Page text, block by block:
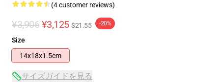
(4 customer reviews)
¥3,906 ¥3,125 $21.55 -20%
Size
14x18x1.5cm
サイズガイドを見る